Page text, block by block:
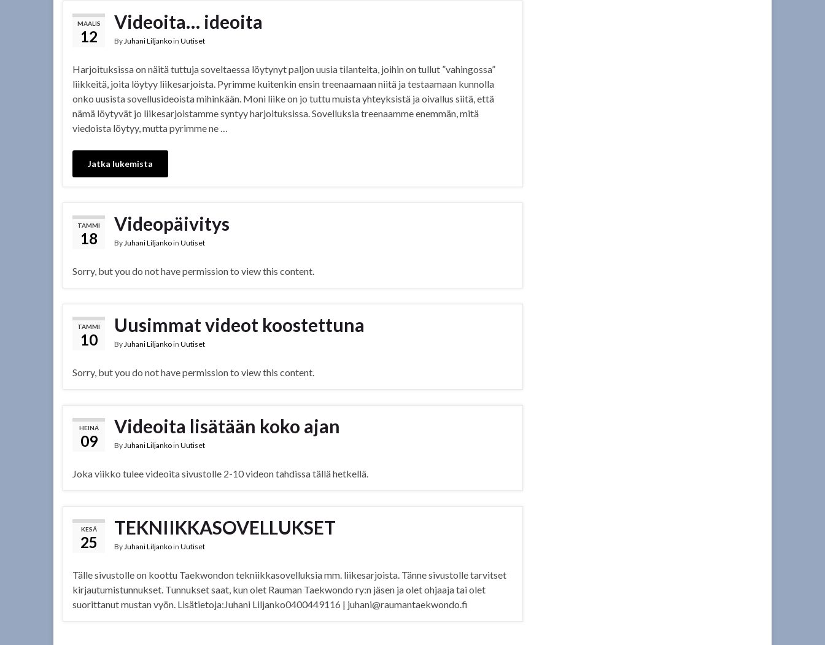
MAALIS
12
Videoita… ideoita
ByJuhani Liljankoin Uutiset
Harjoituksissa on näitä tuttuja soveltaessa löytynyt paljon uusia tilanteita, joihin on tullut ”vahingossa”
liikkeitä, joita löytyy liikesarjoista. Pyrimme kuitenkin ensin treenaamaan niitä ja testaamaan kunnolla
onko uusista sovellusideoista mihinkään. Moni liike on jo tuttu muista yhteyksistä ja oivallus siitä, että
nämä löytyvät jo liikesarjoistamme syntyy harjoituksissa. Sovelluksia treenaamme enemmän, mitä
viedoista löytyy, mutta pyrimme ne …
Jatka lukemista
TAMMI
18
Videopäivitys
ByJuhani Liljankoin Uutiset
Sorry, but you do not have permission to view this content.
TAMMI
10
Uusimmat videot koostettuna
ByJuhani Liljankoin Uutiset
Sorry, but you do not have permission to view this content.
HEINÄ
09
Videoita lisätään koko ajan
ByJuhani Liljankoin Uutiset
Joka viikko tulee videoita sivustolle 2-10 videon tahdissa tällä hetkellä.
KESÄ
25
TEKNIIKKASOVELLUKSET
ByJuhani Liljankoin Uutiset
Tälle sivustolle on koottu Taekwondon tekniikkasovelluksia mm. liikesarjoista. Tänne sivustolle tarvitset
kirjautumistunnukset. Tunnukset saat, kun olet Rauman Taekwondo ry:n jäsen ja olet ohjaaja tai olet
suorittanut mustan vyön. Lisätietoja:Juhani Liljanko0400449116 | juhani@raumantaekwondo.fi